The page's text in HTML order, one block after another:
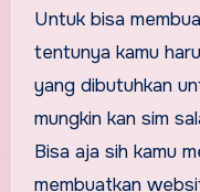
Untuk bisa
tentunya kamu
yang dibutuhkan
mungkin kan sim
Bisa aja sih kamu
membuatkan